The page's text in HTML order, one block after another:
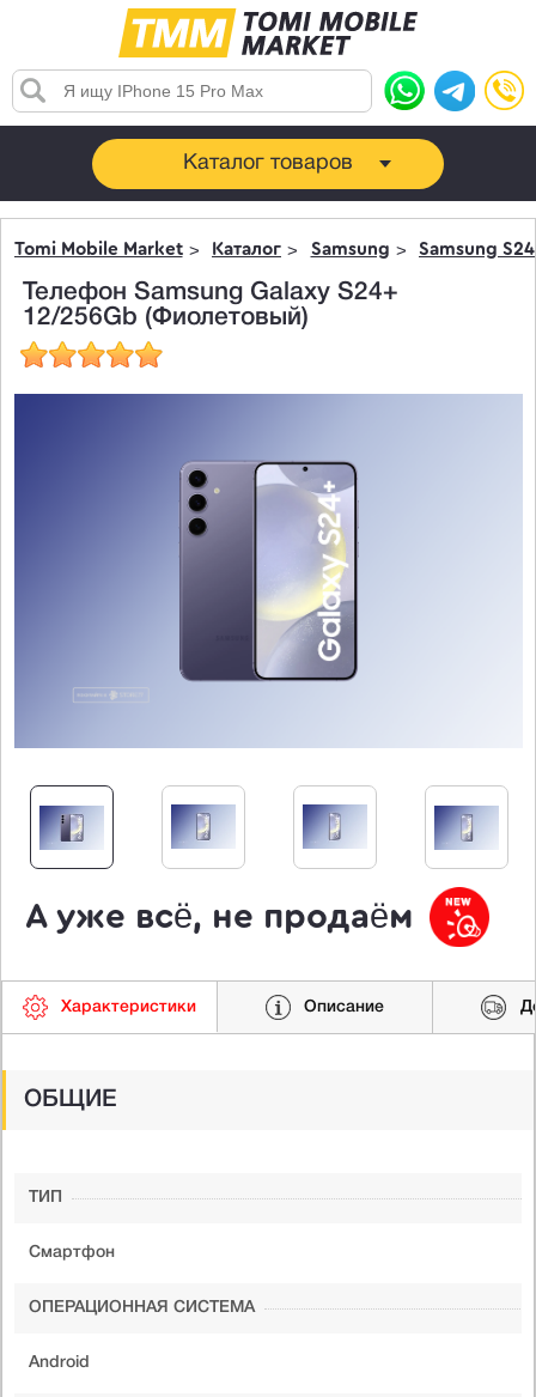
Каталог товаров
Tomi Mobile Market Каталог Samsung Samsung
Телефон Samsung Galaxy S24+
12/256Gb (Фиолетовый)
А уже всё, не продаём
Характеристики Описание
ОБЩИЕ
ТИП
Смартфон
ОПЕРАЦИОННАЯ СИСТЕМА
Android